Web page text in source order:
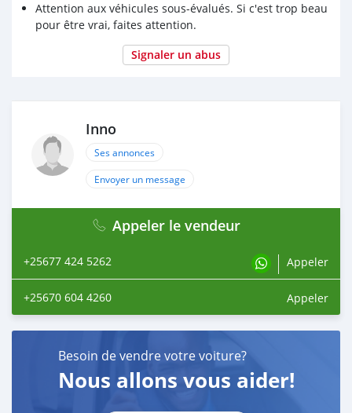
Attention aux véhicules sous-évalués. Si c'est trop beau
pour être vrai, faites attention.
Signaler un abus
Inno
Ses annonces
Envoyer un message
Appeler le vendeur
+25677 424 5262 Appeler
+25670 604 4260 Appeler
Besoin de vendre votre voiture?
Nous allons vous aider!